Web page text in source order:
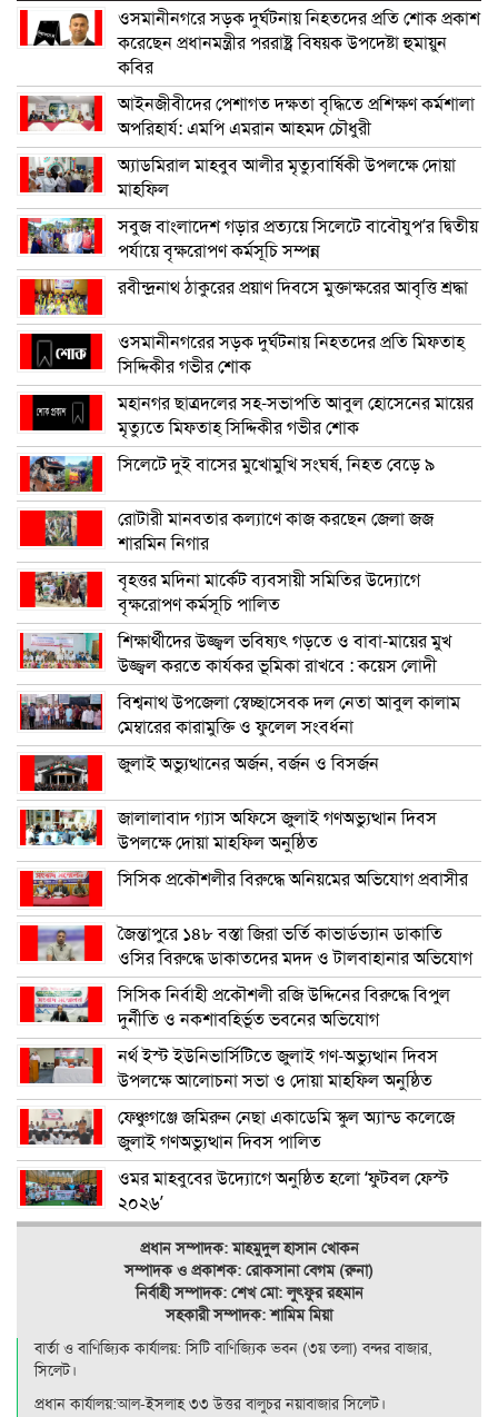
ওসমানীনগরে সড়ক দুর্ঘটনায় নিহতদের প্রতি শোক প্রকাশ
করেছেন প্রধানমন্ত্রীর পররাষ্ট্র বিষয়ক উপদেষ্টা হুমায়ুন
কবির
আইনজীবীদের পেশাগত দক্ষতা বৃদ্ধিতে প্রশিক্ষণ কর্মশালা
অপরিহার্য: এমপি এমরান আহমদ চৌধুরী
অ্যাডমিরাল মাহবুব আলীর মৃত্যুবার্ষিকী উপলক্ষে দোয়া
মাহফিল
সবুজ বাংলাদেশ গড়ার প্রত্যয়ে সিলেটে বাবৌযুপ’র দ্বিতীয়
পর্যায়ে বৃক্ষরোপণ কর্মসূচি সম্পন্ন
রবীন্দ্রনাথ ঠাকুরের প্রয়াণ দিবসে মুক্তাক্ষরের আবৃত্তি শ্রদ্ধা
ওসমানীনগরের সড়ক দুর্ঘটনায় নিহতদের প্রতি মিফতাহ্
সিদ্দিকীর গভীর শোক
মহানগর ছাত্রদলের সহ-সভাপতি আবুল হোসেনের মায়ের
মৃত্যুতে মিফতাহ্ সিদ্দিকীর গভীর শোক
সিলেটে দুই বাসের মুখোমুখি সংঘর্ষ, নিহত বেড়ে ৯
রোটারী মানবতার কল্যাণে কাজ করছেন জেলা জজ
শারমিন নিগার
বৃহত্তর মদিনা মার্কেট ব্যবসায়ী সমিতির উদ্যোগে
বৃক্ষরোপণ কর্মসূচি পালিত
শিক্ষার্থীদের উজ্জ্বল ভবিষ্যৎ গড়তে ও বাবা-মায়ের মুখ
উজ্জ্বল করতে কার্যকর ভূমিকা রাখবে : কয়েস লোদী
বিশ্বনাথ উপজেলা স্বেচ্ছাসেবক দল নেতা আবুল কালাম
মেম্বারের কারামুক্তি ও ফুলেল সংবর্ধনা
জুলাই অভ্যুত্থানের অর্জন, বর্জন ও বিসর্জন
জালালাবাদ গ্যাস অফিসে জুলাই গণঅভ্যুত্থান দিবস
উপলক্ষে দোয়া মাহফিল অনুষ্ঠিত
সিসিক প্রকৌশলীর বিরুদ্ধে অনিয়মের অভিযোগ প্রবাসীর
জৈন্তাপুরে ১৪৮ বস্তা জিরা ভর্তি কাভার্ডভ্যান ডাকাতি
ওসির বিরুদ্ধে ডাকাতদের মদদ ও টালবাহানার অভিযোগ
সিসিক নির্বাহী প্রকৌশলী রজি উদ্দিনের বিরুদ্ধে বিপুল
দুর্নীতি ও নকশাবহির্ভূত ভবনের অভিযোগ
নর্থ ইস্ট ইউনিভার্সিটিতে জুলাই গণ-অভ্যুত্থান দিবস
উপলক্ষে আলোচনা সভা ও দোয়া মাহফিল অনুষ্ঠিত
ফেঞ্চুগঞ্জে জমিরুন নেছা একাডেমি স্কুল অ্যান্ড কলেজে
জুলাই গণঅভ্যুত্থান দিবস পালিত
ওমর মাহবুবের উদ্যোগে অনুষ্ঠিত হলো ‘ফুটবল ফেস্ট
২০২৬’
প্রধান সম্পাদক: মাহমুদুল হাসান খোকন
সম্পাদক ও প্রকাশক: রোকসানা বেগম (রুনা)
নির্বাহী সম্পাদক: শেখ মো: লুৎফুর রহমান
সহকারী সম্পাদক: শামিম মিয়া
বার্তা ও বাণিজ্যিক কার্যালয়: সিটি বাণিজ‍্যিক ভবন (৩য় তলা) বন্দর বাজার,
সিলেট।
প্রধান কার্যালয়:আল-ইসলাহ ৩৩ উত্তর বালুচর নয়াবাজার সিলেট।